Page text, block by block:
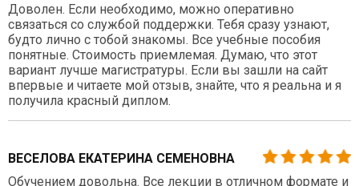
Доволен. Если необходимо, можно оперативно
связаться со службой поддержки. Тебя сразу узнают,
будто лично с тобой знакомы. Все учебные пособия
понятные. Стоимость приемлемая. Думаю, что этот
вариант лучше магистратуры. Если вы зашли на сайт
впервые и читаете мой отзыв, знайте, что я реальна и я
получила красный диплом.
ВЕСЕЛОВА ЕКАТЕРИНА СЕМЕНОВНА
Обучением довольна. Все лекции в отличном формате и